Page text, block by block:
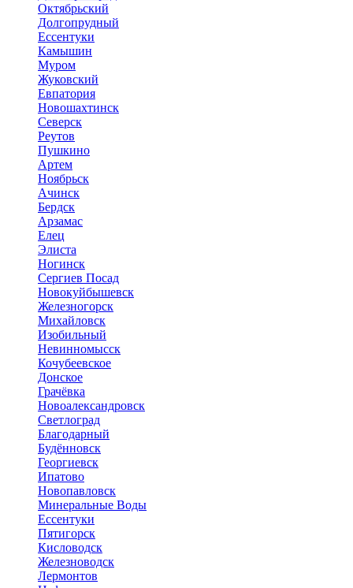
Октябрьский
Долгопрудный
Ессентуки
Камышин
Муром
Жуковский
Евпатория
Новошахтинск
Северск
Реутов
Пушкино
Артем
Ноябрьск
Ачинск
Бердск
Арзамас
Елец
Элиста
Ногинск
Сергиев Посад
Новокуйбышевск
Железногорск
Михайловск
Изобильный
Невинномысск
Кочубеевское
Донское
Грачёвка
Новоалександровск
Светлоград
Благодарный
Будённовск
Георгиевск
Ипатово
Новопавловск
Минеральные Воды
Ессентуки
Пятигорск
Кисловодск
Железноводск
Лермонтов